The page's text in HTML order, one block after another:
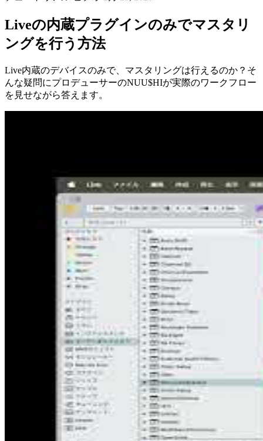
Liveの内蔵プラグインのみでマスタリ
ングを行う方法
Live内蔵のデバイスのみで、マスタリングは行えるのか？そ
んな疑問にプロデューサーのNUU$HIが実際のワークフロー
を見せながら答えます。